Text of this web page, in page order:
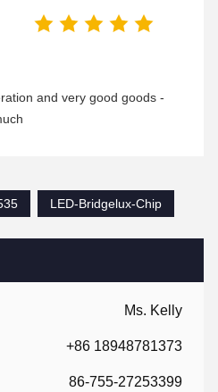
Ms. Kelly
+86 18948781373
86-755-27253399
and very good goods -
LED-Bridgelux-Chip